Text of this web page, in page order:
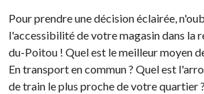
Pour prendre une décision éclairée,
l'accessibilité de votre magasin dans la
du-Poitou ! Quel est le meilleur moyen
En transport en commun ? Quel est
de train le plus proche de votre quartier